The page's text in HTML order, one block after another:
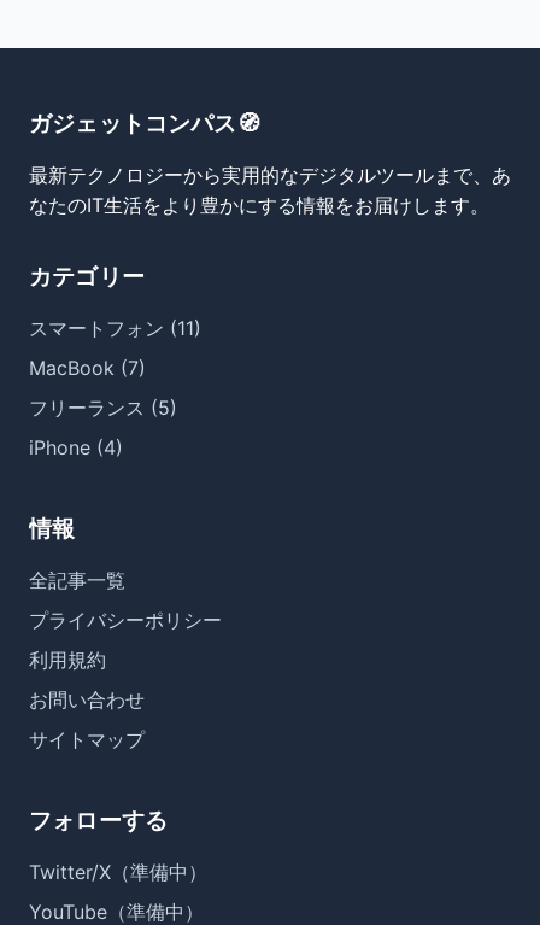
ガジェットコンパス🧭
最新テクノロジーから実用的なデジタルツールまで、あ
なたのIT生活をより豊かにする情報をお届けします。
カテゴリー
スマートフォン (11)
MacBook (7)
フリーランス (5)
iPhone (4)
情報
全記事一覧
プライバシーポリシー
利用規約
お問い合わせ
サイトマップ
フォローする
Twitter/X（準備中）
YouTube（準備中）